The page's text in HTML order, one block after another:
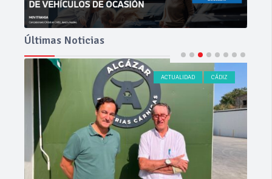
Últimas Noticias
ACTUALIDAD CÁDIZ